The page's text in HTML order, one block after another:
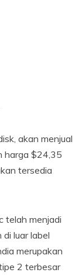
akan menjual
harga $24,35
tersedia
telah menjadi
luar label
merupakan
2 terbesar